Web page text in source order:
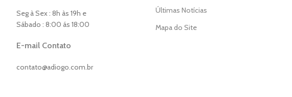
Seg à Sex : 8h às 19h e
Sábado : 8:00 ás 18:00
E-mail Contato
contato@adiogo.com.br
Últimas Notícias
Mapa do Site